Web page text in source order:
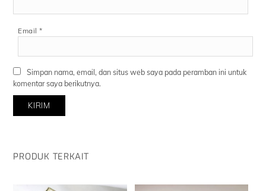
Email*
Simpan nama, email, dan situs web saya pada peramban ini untuk
komentar saya berikutnya.
PRODUK TERKAIT